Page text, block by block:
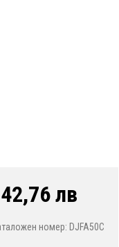
лв
номер: DJFA50C